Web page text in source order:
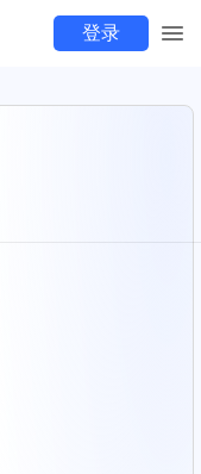
登录